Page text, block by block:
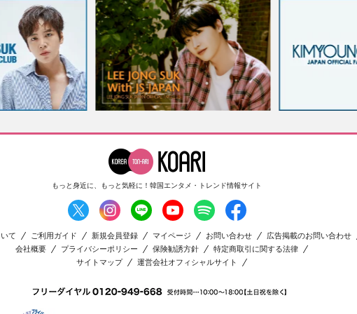
もっと身近に、もっと気軽に！ 韓国エンタメ・トレンド情報サイト
て ご利用ガイド 新規会員登録 マイページ お問い合わせ
広告掲載のお問い合わせ
会社概要
プライバシーポリシー 保険勧誘方針
特定商取引に関する法律
サイトマップ
運営会社オフィシャルサイト